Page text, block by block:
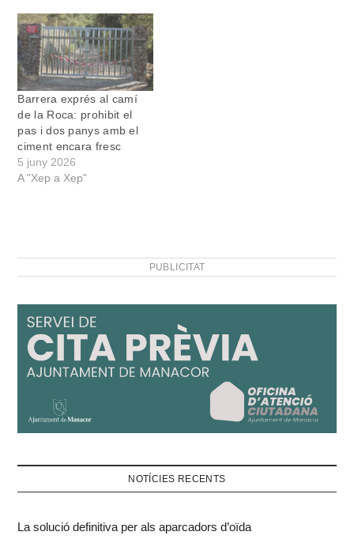
Barrera exprés al camí
de la Roca: prohibit el
pas i dos panys amb el
ciment encara fresc
5 juny 2026
A "Xep a Xep"
PUBLICITAT
NOTÍCIES RECENTS
La solució definitiva per als aparcadors d’oïda